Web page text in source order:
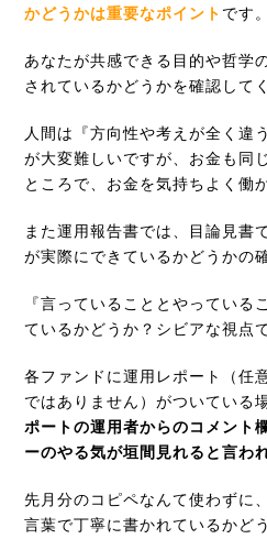
かどうかは重要なポイント です。
あなたが共感できる目的や哲学
されているかどうかを確認して
人間は『方向性や考えが全く違
が大変難しいですが、お金も同
ところで、お金を気持ちよく働
また運用報告書では、目論見書
が実際にできているかどうかの
『言っていることとやっている
ているかどうか？シビアな視点
各ファンドに運用レポート（任
ではありません）がついている
ポートの運用者からのコメント
ーのやる気が垣間見れると言わ
先月分のコピペなんて使わずに
言葉で丁寧に書かれているかど